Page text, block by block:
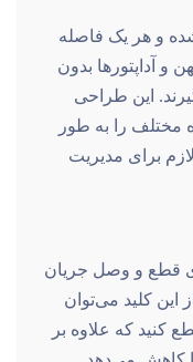
و هر یک فاصله
و آداپتورها بدون
این طراحی
مختلف را به طور
برای مدیریت
قطع و وصل جریان
این کلید می‌توان
کنید که علاوه بر